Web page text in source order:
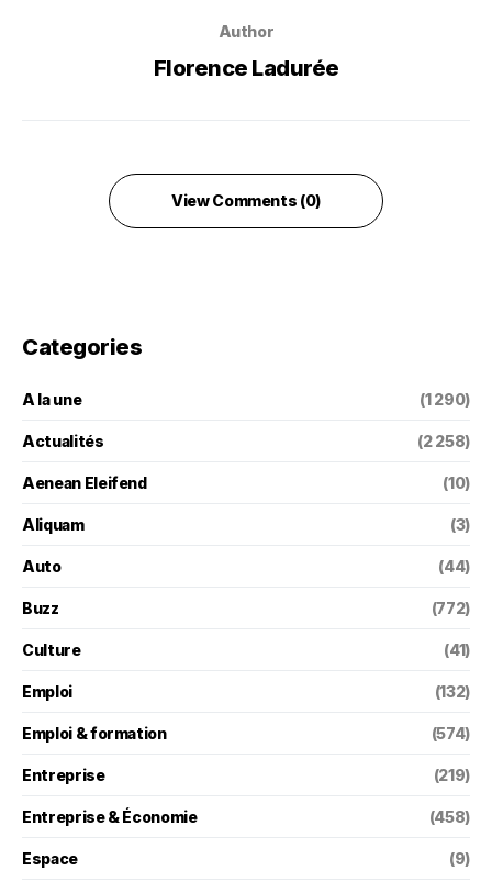
Author
Florence Ladurée
View Comments (0)
Categories
A la une (1 290)
Actualités (2 258)
Aenean Eleifend (10)
Aliquam (3)
Auto (44)
Buzz (772)
Culture (41)
Emploi (132)
Emploi & formation (574)
Entreprise (219)
Entreprise & Économie (458)
Espace (9)